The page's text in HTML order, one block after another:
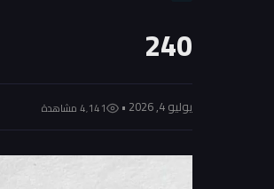
240
يوليو 4, 2026 • 4٬141 مشاهدة